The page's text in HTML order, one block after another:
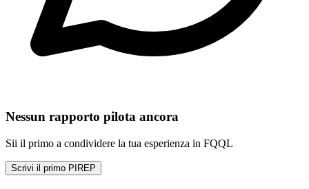
Nessun rapporto pilota ancora
Sii il primo a condividere la tua esperienza in FQQL
Scrivi il primo PIREP